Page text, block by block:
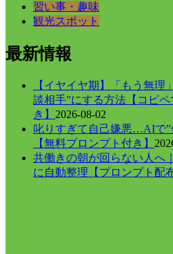
習い事・趣味
観光スポット
最新情報
【イヤイヤ期】「もう無理
談相手”にする方法【コピ
き】 2026-08-02
叱りすぎて自己嫌悪…AIで”
【無料プロンプト付き】
共働きの朝が回らない人へ
に自動整理【プロンプト配布